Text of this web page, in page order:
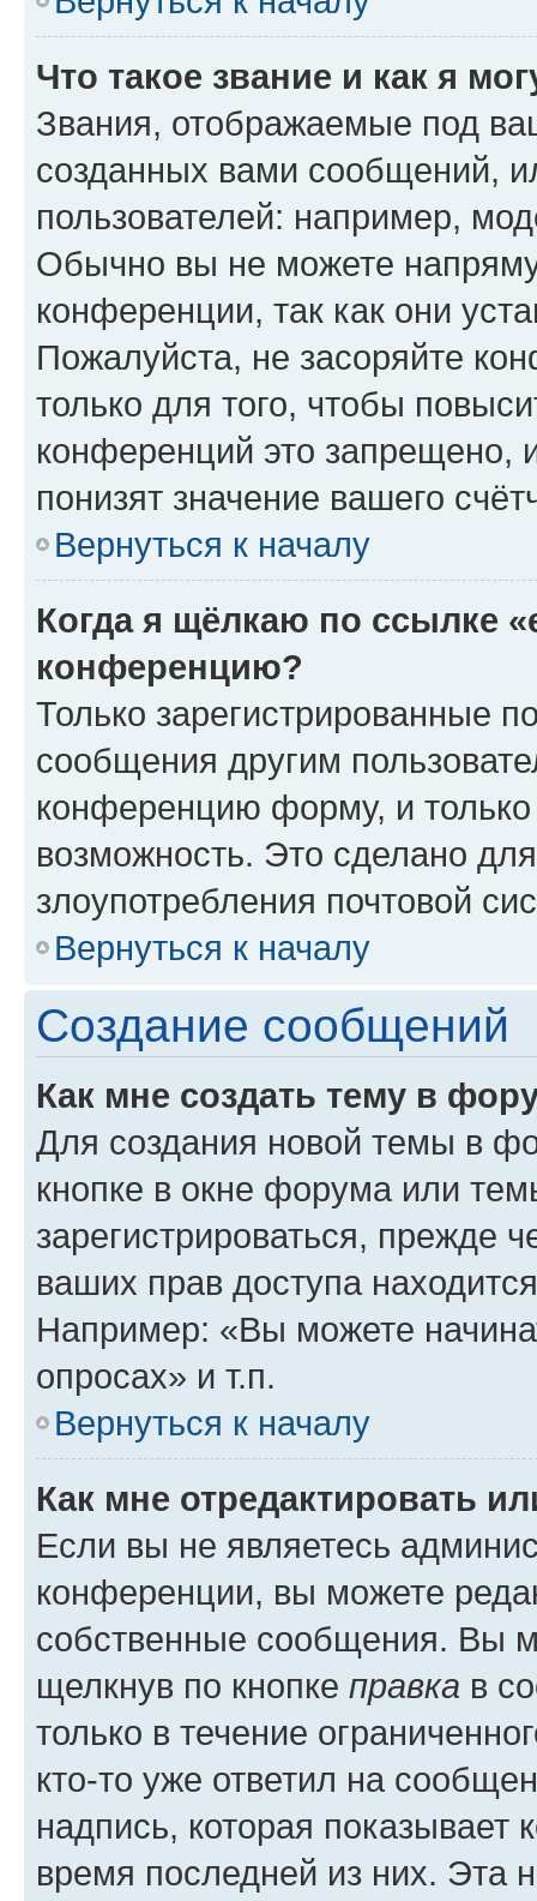
Что такое звание и как я
Звания, отображаемые под
созданных вами сообщений,
пользователей: например,
Обычно вы не можете
конференции, так как они
Пожалуйста, не засоряйте
только для того, чтобы
конференций это запрещено,
понизят значение вашего
Вернуться к началу
Когда я щёлкаю по ссылке
конференцию?
Только зарегистрированные
сообщения другим
конференцию форму, и
возможность. Это сделано
злоупотребления почтовой
Вернуться к началу
Создание сообщений
Как мне создать тему в
Для создания новой темы в
кнопке в окне форума или
зарегистрироваться, прежде
ваших прав доступа
Например: «Вы можете
опросах» и т.п.
Вернуться к началу
Как мне отредактировать
Если вы не являетесь
конференции, вы можете
собственные сообщения. Вы
щелкнув по кнопке правка в
только в течение
кто-то уже ответил на
надпись, которая показывает
время последней из них. Эта